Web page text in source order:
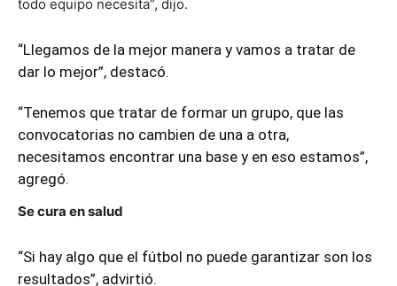
todo equipo necesita”, dijo.
“Llegamos de la mejor manera y vamos a tratar de
dar lo mejor”, destacó.
“Tenemos que tratar de formar un grupo, que las
convocatorias no cambien de una a otra,
necesitamos encontrar una base y en eso estamos”,
agregó.
Se cura en salud
“Si hay algo que el fútbol no puede garantizar son los
resultados”, advirtió.